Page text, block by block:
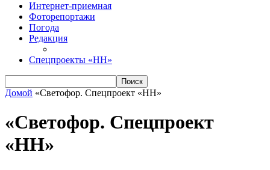
Интернет-приемная
Фоторепортажи
Погода
Редакция
Спецпроекты «НН»
Домой «Светофор. Спецпроект «НН»
«Светофор. Спецпроект
«НН»